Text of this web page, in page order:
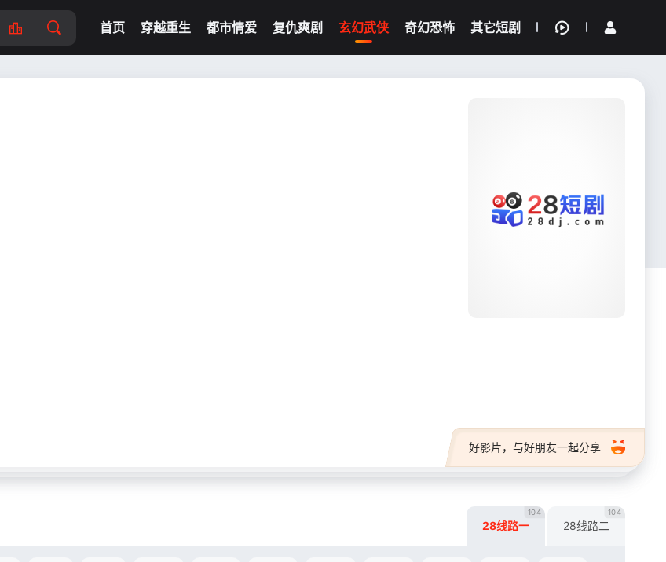
首页 穿越重生 都市情爱 复仇爽剧 玄幻武侠 奇幻恐怖 其它短剧
我的观影记录
好影片，与好朋友一起分享
28线路一
104
28线路二
104